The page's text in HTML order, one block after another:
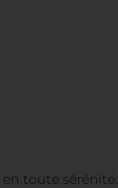
toute sérénité.